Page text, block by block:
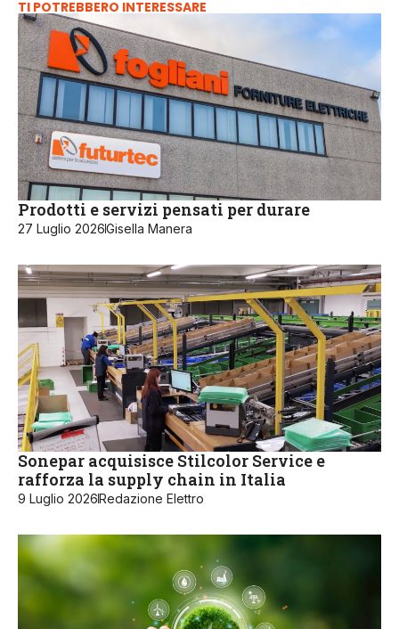
TI POTREBBERO INTERESSARE
Prodotti e servizi pensati per durare
27 Luglio 2026Gisella Manera
Sonepar acquisisce Stilcolor Service e
rafforza la supply chain in Italia
9 Luglio 2026Redazione Elettro